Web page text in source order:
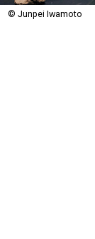
© Junpei Iwamoto